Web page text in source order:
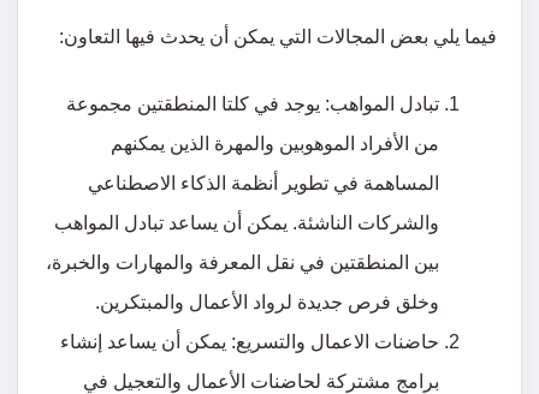
فيما يلي بعض المجالات التي يمكن أن يحدث فيها التعاون:
تبادل المواهب: يوجد في كلتا المنطقتين مجموعة
من الأفراد الموهوبين والمهرة الذين يمكنهم
المساهمة في تطوير أنظمة الذكاء الاصطناعي
والشركات الناشئة. يمكن أن يساعد تبادل المواهب
بين المنطقتين في نقل المعرفة والمهارات والخبرة،
وخلق فرص جديدة لرواد الأعمال والمبتكرين.
حاضنات الاعمال والتسريع: يمكن أن يساعد إنشاء
برامج مشتركة لحاضنات الأعمال والتعجيل في